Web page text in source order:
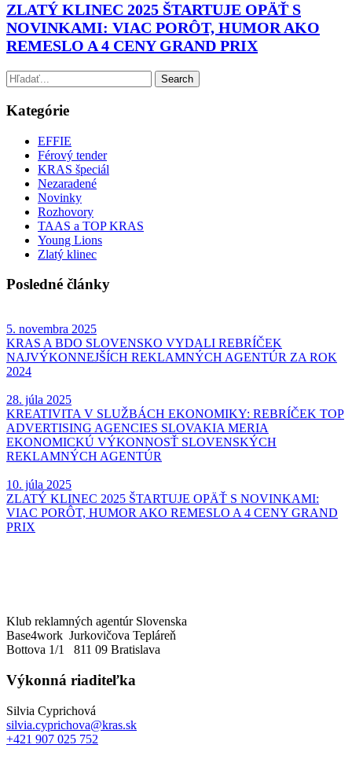
ZLATÝ KLINEC 2025 ŠTARTUJE OPÄŤ S
NOVINKAMI: VIAC PORÔT, HUMOR AKO
REMESLO A 4 CENY GRAND PRIX
Kategórie
EFFIE
Férový tender
KRAS špeciál
Nezaradené
Novinky
Rozhovory
TAAS a TOP KRAS
Young Lions
Zlatý klinec
Posledné články
5. novembra 2025
KRAS A BDO SLOVENSKO VYDALI REBRÍČEK
NAJVÝKONNEJŠÍCH REKLAMNÝCH AGENTÚR ZA ROK
2024
28. júla 2025
KREATIVITA V SLUŽBÁCH EKONOMIKY: REBRÍČEK TOP
ADVERTISING AGENCIES SLOVAKIA MERIA
EKONOMICKÚ VÝKONNOSŤ SLOVENSKÝCH
REKLAMNÝCH AGENTÚR
10. júla 2025
ZLATÝ KLINEC 2025 ŠTARTUJE OPÄŤ S NOVINKAMI:
VIAC PORÔT, HUMOR AKO REMESLO A 4 CENY GRAND
PRIX
Klub reklamných agentúr Slovenska
Base4work Jurkovičova Tepláreň
Bottova 1/1 811 09 Bratislava
Výkonná riaditeľka
Silvia Cyprichová
silvia.cyprichova@kras.sk
+421 907 025 752